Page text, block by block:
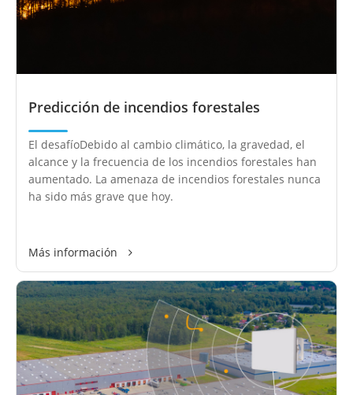
Predicción de incendios forestales
El desafíoDebido al cambio climático, la gravedad, el
alcance y la frecuencia de los incendios forestales han
aumentado. La amenaza de incendios forestales nunca
ha sido más grave que hoy.
Más información